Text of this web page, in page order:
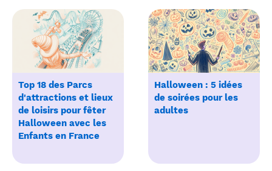
Top 18 des Parcs
d'attractions et lieux
de loisirs pour fêter
Halloween avec les
Enfants en France
Halloween : 5 idées
de soirées pour les
adultes